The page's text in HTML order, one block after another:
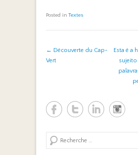
Posted inTextes
Post navigation
← Découverte du Cap-
Vert
Esta é a
sujeito
Search